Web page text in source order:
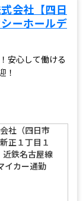
会社【四日
ーホールデ
安心して働ける
！
社（四日市
正１丁目１
近鉄名古屋線
イカー通勤